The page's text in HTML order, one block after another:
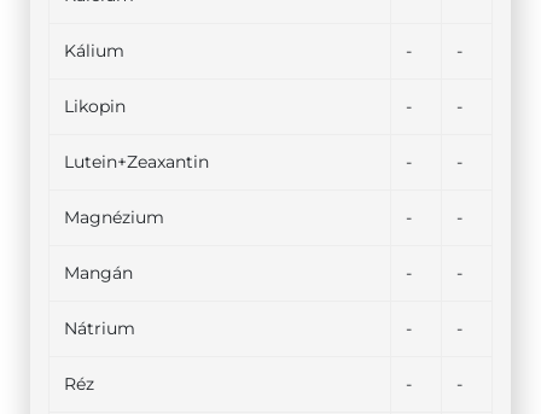
Kálium - -
Likopin - -
Lutein+Zeaxantin - -
Magnézium - -
Mangán - -
Nátrium - -
Réz - -